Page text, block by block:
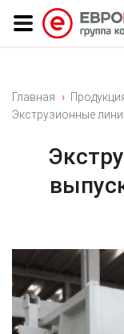
Главная
Экструзионные